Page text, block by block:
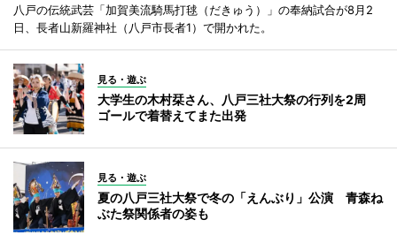
八戸の伝統武芸「加賀美流騎馬打毬（だきゅう）」の奉納試合が8月2
日、長者山新羅神社（八戸市長者1）で開かれた。
見る・遊ぶ
大学生の木村栞さん、八戸三社大祭の行列を2周
ゴールで着替えてまた出発
見る・遊ぶ
夏の八戸三社大祭で冬の「えんぶり」公演 青森ね
ぶた祭関係者の姿も